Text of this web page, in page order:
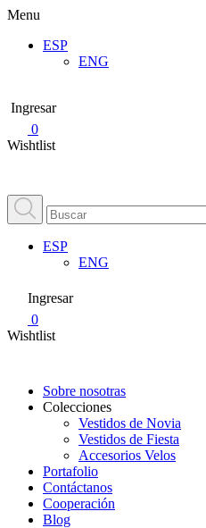
Menu
ESP
ENG
Ingresar
0
Wishtlist
ESP
ENG
Ingresar
0
Wishtlist
Sobre nosotras
Colecciones
Vestidos de Novia
Vestidos de Fiesta
Accesorios Velos
Portafolio
Contáctanos
Cooperación
Blog